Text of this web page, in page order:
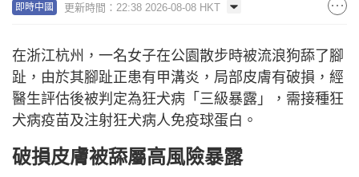
即時中國 更新時間：22:38 2026-08-08 HKT
在浙江杭州，一名女子在公園散步時被流浪狗舔了腳
趾，由於其腳趾正患有甲溝炎，局部皮膚有破損，經
醫生評估後被判定為狂犬病「三級暴露」，需接種狂
犬病疫苗及注射狂犬病人免疫球蛋白。
破損皮膚被舔屬高風險暴露